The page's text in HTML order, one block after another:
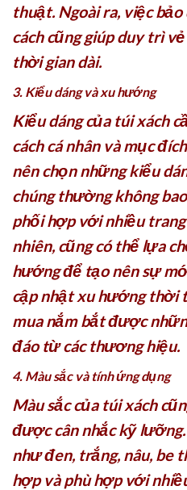
thuật. Ngoài ra, việc
cách cũng giúp duy trì
thời gian dài.
3. Kiểu dáng và xu hướng
Kiểu dáng của túi xách
cách cá nhân và mục
nên chọn những kiểu
chúng thường không
phối hợp với nhiều trang
nhiên, cũng có thể lựa
hướng để tạo nên sự
cập nhật xu hướng thời
mua nắm bắt được
đáo từ các thương hiệu.
4. Màu sắc và tính ứng dụng
Màu sắc của túi xách
được cân nhắc kỹ
như đen, trắng, nâu, be
hợp và phù hợp với